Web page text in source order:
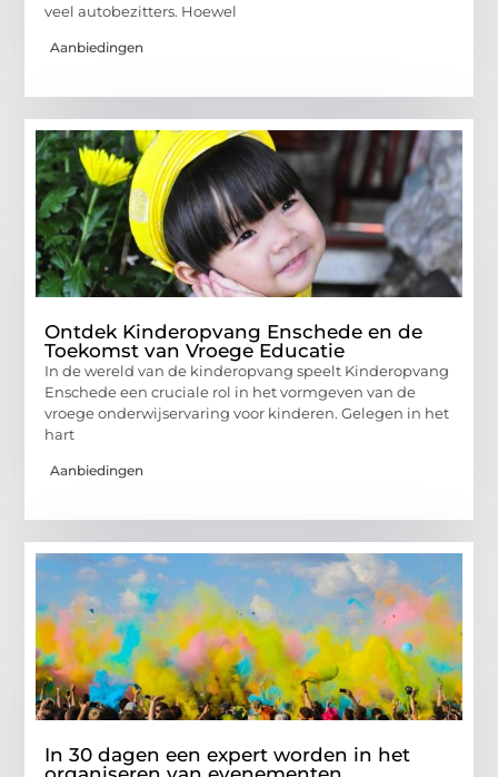
veel autobezitters. Hoewel
Aanbiedingen
Ontdek Kinderopvang Enschede en de
Toekomst van Vroege Educatie
In de wereld van de kinderopvang speelt Kinderopvang
Enschede een cruciale rol in het vormgeven van de
vroege onderwijservaring voor kinderen. Gelegen in het
hart
Aanbiedingen
In 30 dagen een expert worden in het